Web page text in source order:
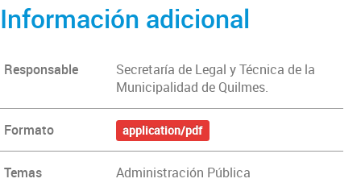
Información adicional
Responsable
Secretaría de Legal y Técnica de la
Municipalidad de Quilmes.
Formato application/pdf
Temas Administración Pública